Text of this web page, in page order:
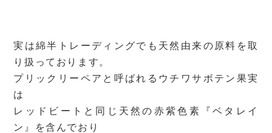
実は綿半トレーディングでも天然由来の原料を取
り扱っております。
プリックリーペアと呼ばれるウチワサボテン果実
は
レッドビートと同じ天然の赤紫色素『ベタレイ
ン』を含んでおり